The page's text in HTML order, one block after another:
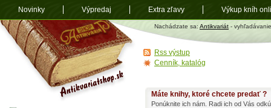
Antikvariát
shop.sk
Nachádzate sa: Antikvariát - vyhľadávanie
Máte knihy, ktoré chcete predať ?
Ponúknite ich nám. Radi ich od Vás
Rss výstup
Cenník, katalóg
Novinky Výpredaj Extra zľavy Výkup kníh